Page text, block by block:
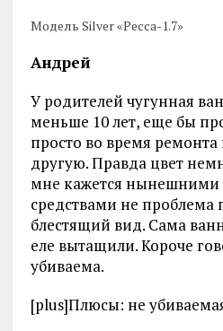
Модель Silver «Ресса-1.7»
Андрей
У родителей чугунная
меньше 10 лет, еще бы
просто во время
другую. Правда цвет
мне кажется
средствами не проблема
блестящий вид. Сама
еле вытащили. Короче
убиваема.
[plus]Плюсы: не